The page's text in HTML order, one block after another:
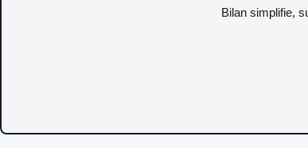
Bilan simplifie,